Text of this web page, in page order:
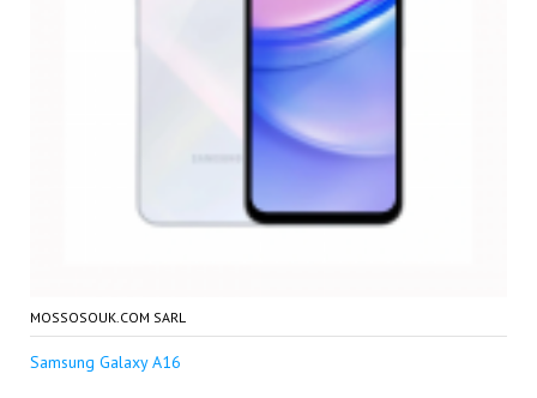
MOSSOSOUK.COM SARL
Samsung Galaxy A16